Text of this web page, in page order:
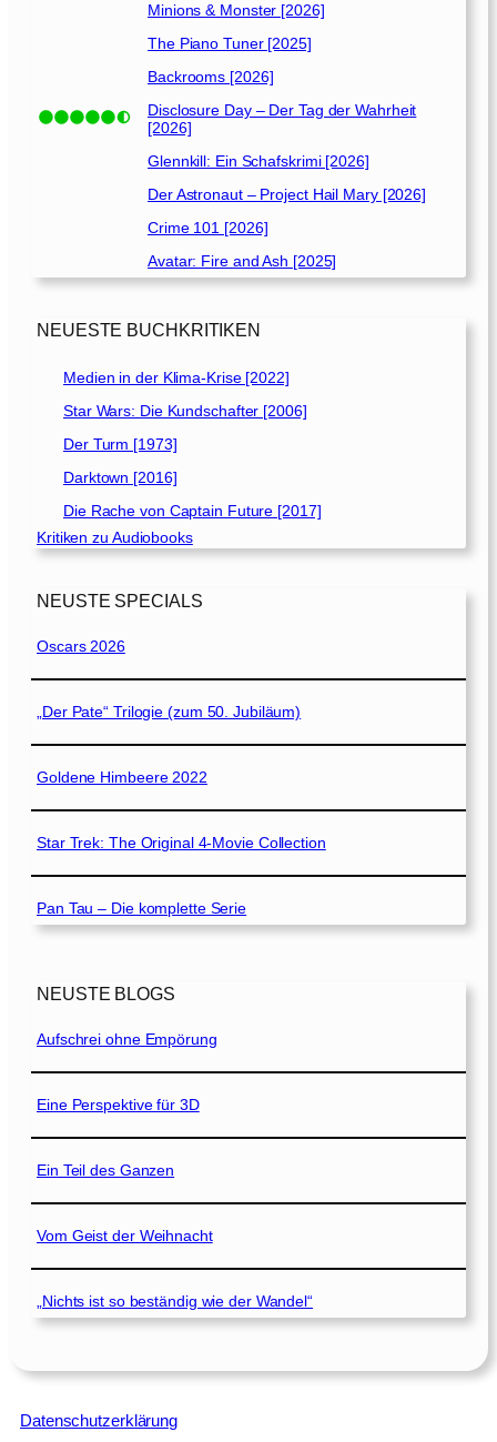
Minions & Monster [2026]
The Piano Tuner [2025]
Backrooms [2026]
Disclosure Day – Der Tag der Wahrheit
[2026]
Glennkill: Ein Schafskrimi [2026]
Der Astronaut – Project Hail Mary [2026]
Crime 101 [2026]
Avatar: Fire and Ash [2025]
NEUESTE BUCHKRITIKEN
Medien in der Klima-Krise [2022]
Star Wars: Die Kundschafter [2006]
Der Turm [1973]
Darktown [2016]
Die Rache von Captain Future [2017]
Kritiken zu Audiobooks
NEUSTE SPECIALS
Oscars 2026
„Der Pate“ Trilogie (zum 50. Jubiläum)
Goldene Himbeere 2022
Star Trek: The Original 4-Movie Collection
Pan Tau – Die komplette Serie
NEUSTE BLOGS
Aufschrei ohne Empörung
Eine Perspektive für 3D
Ein Teil des Ganzen
Vom Geist der Weihnacht
„Nichts ist so beständig wie der Wandel“
Datenschutzerklärung